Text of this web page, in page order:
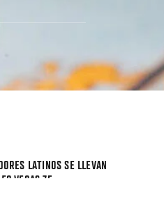
LATINOS SE LLEVAN
VEGAS 75